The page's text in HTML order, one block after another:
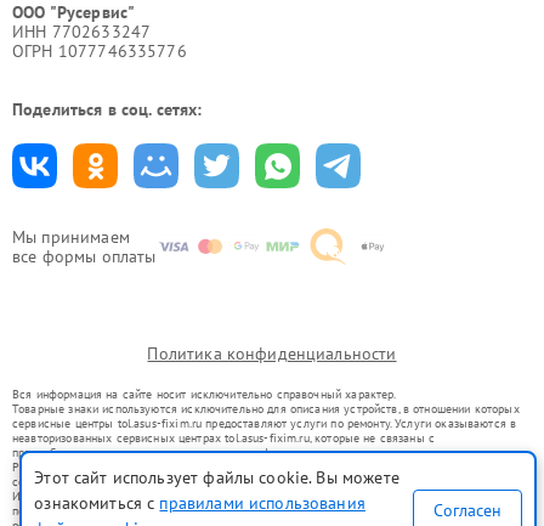
Мы принимаем
все формы оплаты
ООО "Русервис"
ИНН 7702633247
ОГРН 1077746335776
Поделиться в соц. сетях:
Политика конфиденциальности
Вся информация на сайте носит исключительно справочный характер.
Товарные знаки используются исключительно для описания устройств, в отношении которых
сервисные центры tol.asus-fixim.ru предоставляют услуги по ремонту. Услуги оказываются в
неавторизованных сервисных центрах tol.asus-fixim.ru, которые не связаны с
правообладателями товарных знаков или их официальными представителями.
Ремонт осуществляется для устройств, уже введенных в гражданский оборот в соответствии
со статьей 1487 ГК РФ.
Использование товарных знаков не преследует цели индивидуализации услуг или введения
потребителей в заблуждение, а служит для информирования о предоставляемых услугах по
Этот сайт использует файлы cookie. Вы можете
ознакомиться с правилами использования
Согласен